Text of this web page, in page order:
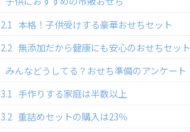
2.1 本格！子供受けする豪華おせちセット
2.2 無添加だから健康にも安心のおせちセット
みんなどうしてる？おせち準備のアンケート
3.1 手作りする家庭は半数以上
3.2 重詰めセットの購入は23％